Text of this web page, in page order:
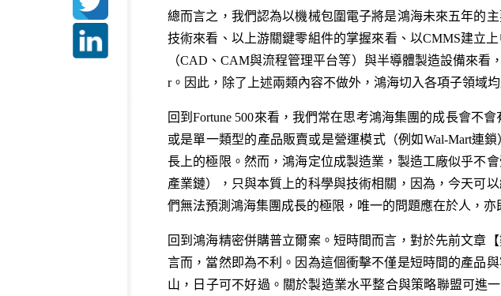
總而言之，我們認為以機械包圍電子將是鴻海未來五年的
技術來看、以上游關鍵零組件的掌握來看、以CMMS建立
（CAD、CAM與流程管理平台等）與半導體製造設備來看
r。因此，除了上述兩類內容不做外，鴻海切入各項子領域
回到Fortune 500來看，我們常在思考鴻海集團的成長會不
或是單一類型的產品販賣或是營運模式（例如Wal-Mart連
長上的極限。然而，鴻海定位成製造業，製造工廠似乎不
產業鏈），只與本質上的科學與技術相關，因為，今天可
們無法預測鴻海集團成長的極限，唯一的問題應在於人，亦
回到鴻海精密併購普立爾案。短時間而言，對於先前文章【
言而，當然即為不利。因為這個衝擊不僅是短時間的產品
山，日子可不好過。關於製造業水平整合與策略聯盟可進